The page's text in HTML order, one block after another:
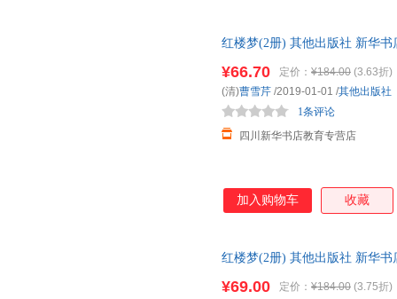
红楼梦(2册) 其他出版社 新华
¥66.70 定价： ¥184.00 (3.63折)
四川新华书店教育专营店
1条评论
(清)曹雪芹 /2019-01-01 /其他出版社
加入购物车 收藏
红楼梦(2册) 其他出版社 新华
¥69.00 定价： ¥184.00 (3.75折)